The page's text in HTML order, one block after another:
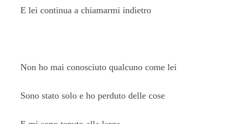
E lei continua a chiamarmi indietro
Non ho mai conosciuto qualcuno come lei
Sono stato solo e ho perduto delle cose